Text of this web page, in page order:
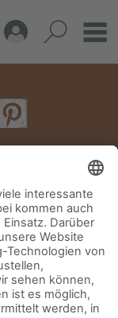
AGB KONTAKT